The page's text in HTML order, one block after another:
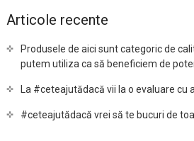
Articole recente
Produsele de aici sunt categoric de
putem utiliza ca să beneficiem de
La #ceteajutădacă vii la o evaluare cu
#ceteajutădacă vrei să te bucuri de